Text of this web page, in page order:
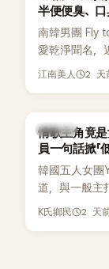
半便便臭、口
南韓男團 Fly
愛乾淨聞名，
再度談到自己
江南美人 2 天
K-POP
情歌主角竟
員一句話掀「
都不敢聽
韓國五人女團
道，與一般主
團不同，她
K氏鄉民 2 天